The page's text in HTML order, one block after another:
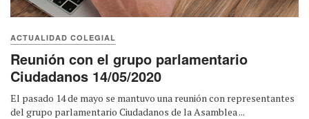
ACTUALIDAD COLEGIAL
Reunión con el grupo parlamentario
Ciudadanos 14/05/2020
El pasado 14 de mayo se mantuvo una reunión con representantes
del grupo parlamentario Ciudadanos de la Asamblea ...